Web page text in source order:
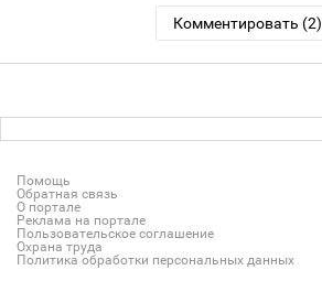
Комментировать (2)
Помощь
Обратная связь
О портале
Реклама на портале
Пользовательское соглашение
Охрана труда
Политика обработки персональных данных